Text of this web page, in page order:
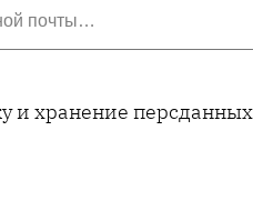
и хранение персданных